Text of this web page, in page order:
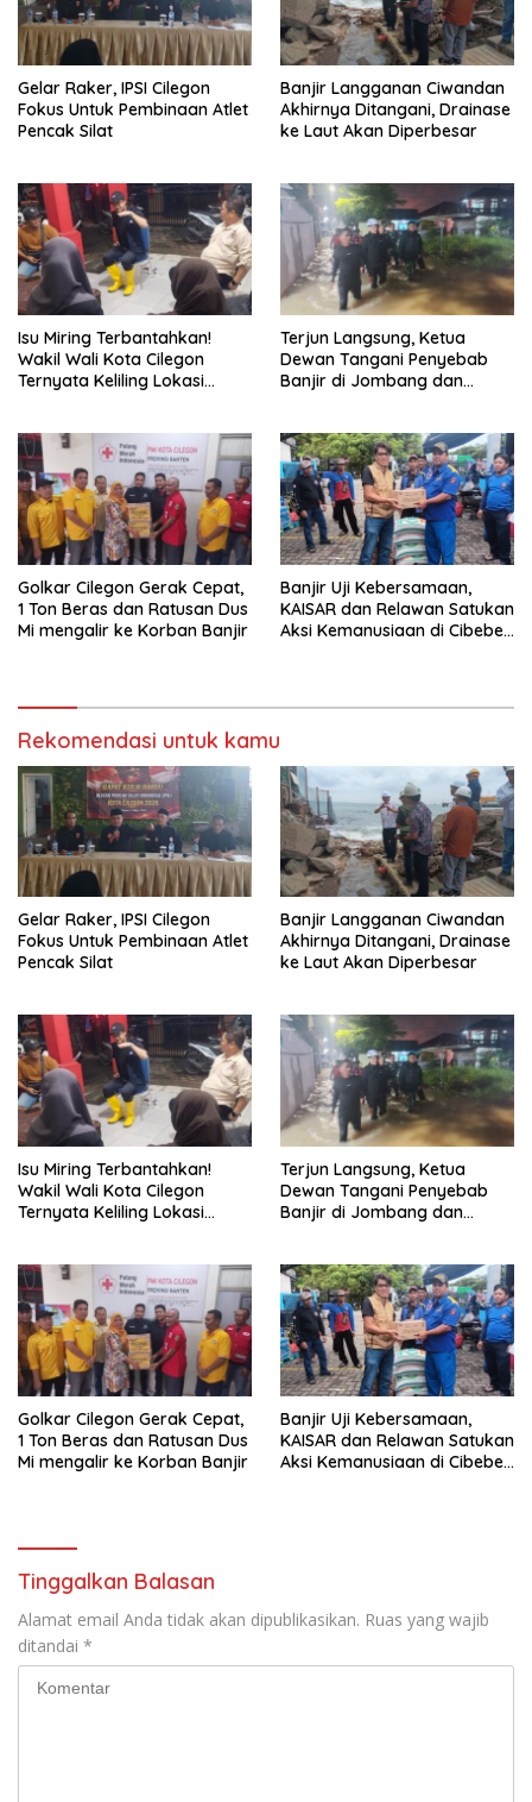
Gelar Raker, IPSI Cilegon
Fokus Untuk Pembinaan Atlet
Pencak Silat
Banjir Langganan Ciwandan
Akhirnya Ditangani, Drainase
ke Laut Akan Diperbesar
Isu Miring Terbantahkan!
Wakil Wali Kota Cilegon
Ternyata Keliling Lokasi
Terjun Langsung, Ketua
Dewan Tangani Penyebab
Banjir di Jombang dan
Golkar Cilegon Gerak Cepat,
1 Ton Beras dan Ratusan Dus
Mi mengalir ke Korban Banjir
Banjir Uji Kebersamaan,
KAISAR dan Relawan Satukan
Aksi Kemanusiaan di Cibeber
Rekomendasi untuk kamu
Gelar Raker, IPSI Cilegon
Fokus Untuk Pembinaan Atlet
Pencak Silat
Banjir Langganan Ciwandan
Akhirnya Ditangani, Drainase
ke Laut Akan Diperbesar
Isu Miring Terbantahkan!
Wakil Wali Kota Cilegon
Ternyata Keliling Lokasi
Terjun Langsung, Ketua
Dewan Tangani Penyebab
Banjir di Jombang dan
Golkar Cilegon Gerak Cepat,
1 Ton Beras dan Ratusan Dus
Mi mengalir ke Korban Banjir
Banjir Uji Kebersamaan,
KAISAR dan Relawan Satukan
Aksi Kemanusiaan di Cibeber
Tinggalkan Balasan
Alamat email Anda tidak akan dipublikasikan. Ruas yang wajib
ditandai *